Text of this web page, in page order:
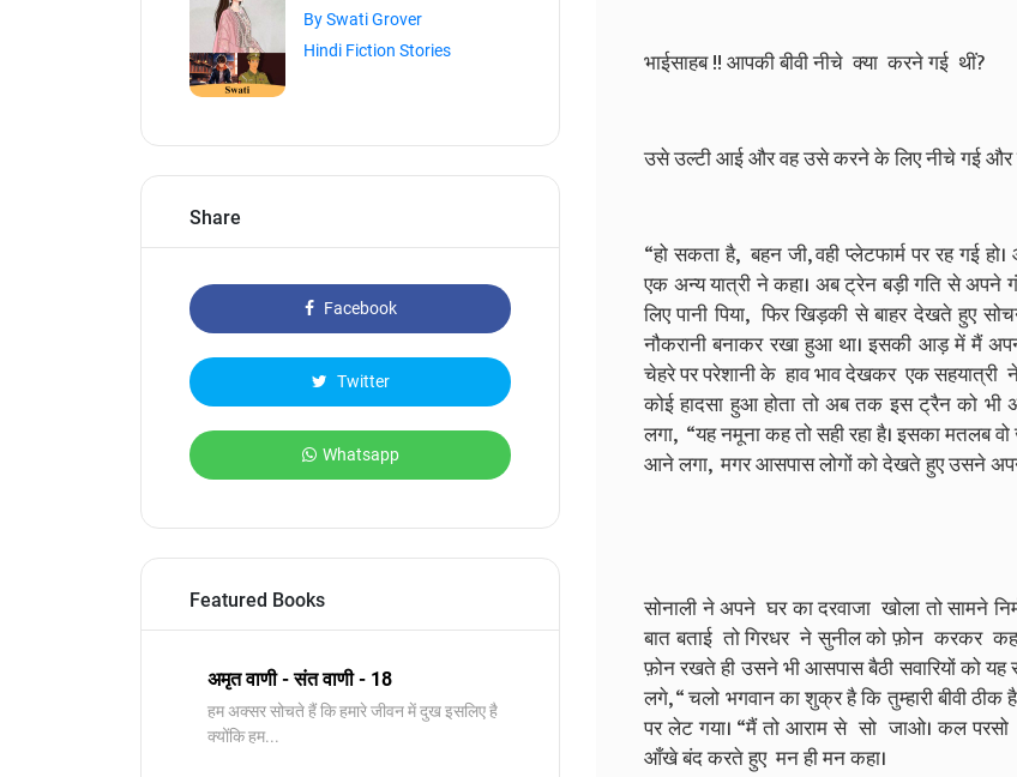
By Swati Grover
Hindi Fiction Stories
Share
Facebook
Twitter
Whatsapp
Featured Books
अमृत वाणी - संत वाणी - 18
हम अक्सर सोचते हैं कि हमारे जीवन में दुख इसलिए है
क्योंकि हम...
भाईसाहब !! आपकी बीवी नीचे क्या करने गई थीं?
उसे उल्टी आई और वह उसे करने के लिए नीचे गई और
“हो सकता है, बहन जी, वही प्लेटफार्म पर रह गई
एक अन्य यात्री ने कहा। अब ट्रेन बड़ी गति से अपने
लिए पानी पिया, फिर खिड़की से बाहर देखते हुए
नौकरानी बनाकर रखा हुआ था। इसकी आड़ में मैं
चेहरे पर परेशानी के हाव भाव देखकर एक सहयात्री
कोई हादसा हुआ होता तो अब तक इस ट्रैन को भी
लगा, “यह नमूना कह तो सही रहा है। इसका मतलब
आने लगा, मगर आसपास लोगों को देखते हुए उसने
सोनाली ने अपने घर का दरवाजा खोला तो सामने
बात बताई तो गिरधर ने सुनील को फ़ोन करकर
फ़ोन रखते ही उसने भी आसपास बैठी सवारियों को
लगे, “ चलो भगवान का शुक्र है कि तुम्हारी बीवी
पर लेट गया। “मैं तो आराम से सो जाओ। कल
आँखे बंद करते हुए मन ही मन कहा।